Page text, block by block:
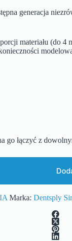
generacja
materiału (do 4
go łączyć z
Marka: Dentsply